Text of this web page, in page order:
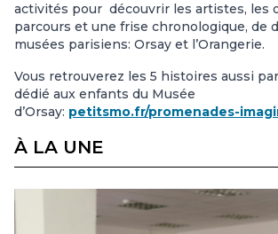
activités pour découvrir les artistes, les
parcours et une frise chronologique, de
musées parisiens: Orsay et l’Orangerie.
Vous retrouverez les 5 histoires aussi
dédié aux enfants du Musée
d’Orsay: petitsmo.fr/promenades-
À LA UNE